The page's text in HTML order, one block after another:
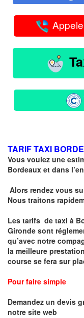
TARIF TAXI
Vous voulez une
Bordeaux et dans
Alors rendez vous
Nous traitons
Les tarifs de taxi à
Gironde sont
qu’avec notre
la meilleure
course se fera sur
Pour faire simple
Demandez un devis
notre site web